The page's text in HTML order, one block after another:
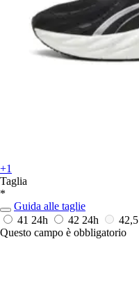
+1
Taglia
*
Guida alle taglie
41 24h 42 24h 42,5
Questo campo è obbligatorio